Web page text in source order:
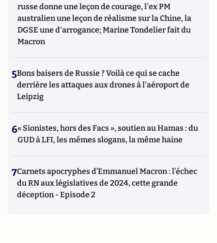
russe donne une leçon de courage, l'ex PM
australien une leçon de réalisme sur la Chine, la
DGSE une d'arrogance; Marine Tondelier fait du
Macron
5Bons baisers de Russie ? Voilà ce qui se cache
derrière les attaques aux drones à l'aéroport de
Leipzig
6« Sionistes, hors des Facs », soutien au Hamas : du
GUD à LFI, les mêmes slogans, la même haine
7Carnets apocryphes d’Emmanuel Macron : l’échec
du RN aux législatives de 2024, cette grande
déception - Episode 2